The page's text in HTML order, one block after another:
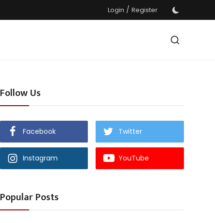
Login / Register
Follow Us
Facebook Twitter
Instagram YouTube
Popular Posts